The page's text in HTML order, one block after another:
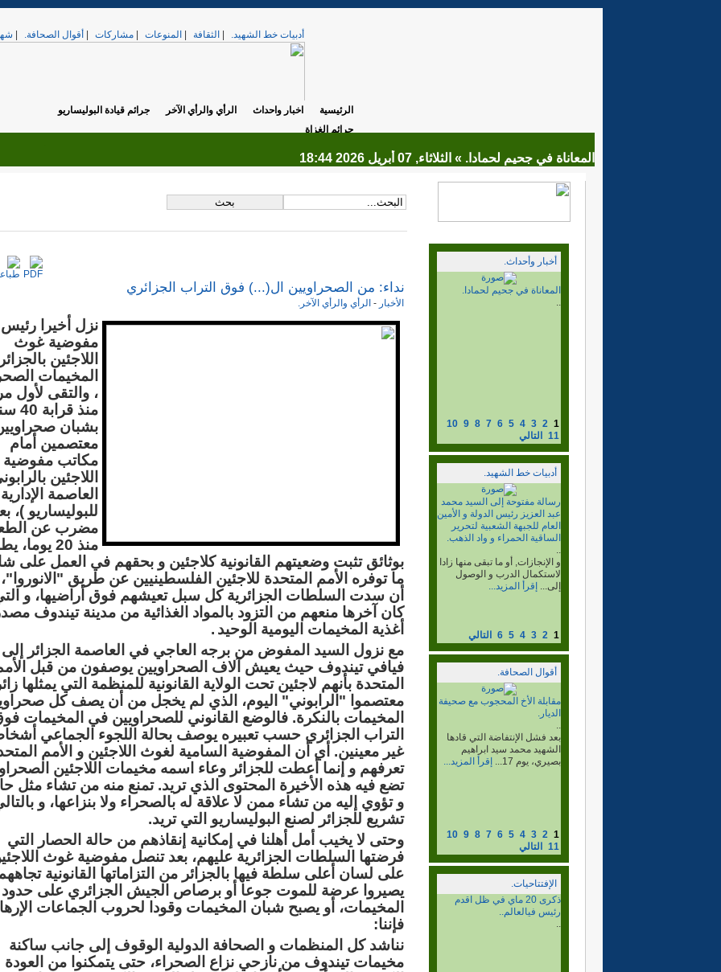
أدبيات خط الشهيد. الثقافة المنوعات مشاركات أقوال الصحافة.
الرئيسية اخبار واحداث الرأي والرأي الآخر
جرائم قيادة البوليساريو
جرائم الغزاة
المعاناة في جحيم لحمادا. » الثلاثاء, 07 أبريل 2026 18:44
أخبار وأحداث.
ماذا بعد قرار مجلس الامن.
..
1
2
3
4
5
6
7
8
9
10
11
التالي
أدبيات خط الشهيد.
البرنامج السياسي لخط
الشهيد، الجزء2
..
ما بعد جيمس بيكر. و إقرار
الإصلاحات و البدائل التجاوزية
الضرورية.... إقرأ المزيد...
1
2
3
4
5
6 التالي
أقوال الصحافة.
لقاء المنسق العام مع الرأي
المستنير.
..
الرأي المستنير: هل لكم أن
تعطونا لمحة موجزة عن
شخصكم وعن تاريخ...
إقرأ
1
2
3
4
5
6
7
8
9
10
11
التالي
الإفتتاحيات.
االذكرى ال 37 ليوم الشهيد.
..
نداء: من الصحراويين ال(...) فوق التراب الجزائري
الأخبار - الرأي والرأي الآخر.
نزل أخيرا رئيس
مفوضية غوث
اللاجئين
المخيمات
، والتقى لأول
منذ
بشبان
معتصمين أمام
مكاتب
اللاجئين
العاصمة الإدارية
للبوليساريو )،
مضرب عن
منذ 20
بوثائق تثبت وضعيتهم القانونية كلاجئين و بحقهم في العمل على
ما توفره الأمم المتحدة للاجئين الفلسطينيين عن طريق
أن سدت السلطات الجزائرية كل سبل تعيشهم فوق أراضيها، و
كان آخرها منعهم من التزود بالمواد الغذائية من مدينة تيندوف
أغذية المخيمات اليومية الوحيد .
مع نزول السيد المفوض من برجه العاجي في العاصمة الجزائر إلى
فيافي تيندوف حيث يعيش آلاف الصحراويين يوصفون من قبل
المتحدة بأنهم لاجئين تحت الولاية القانونية للمنظمة التي يمثلها
معتصموا "الرابوني" اليوم، الذي لم يخجل من أن يصف كل
المخيمات بالنكرة. فالوضع القانوني للصحراويين في المخيمات
التراب الجزائري حسب تعبيره يوصف بحالة اللجوء الجماعي
غير معينين. أي أن المفوضية السامية لغوث اللاجئين و الأمم
تعرفهم و إنما أعطت للجزائر وعاء اسمه مخيمات اللاجئين
تضع فيه هذه الأخيرة المحتوى الذي تريد. تمنع منه من تشاء مثل
و تؤوي إليه من تشاء ممن لا علاقة له بالصحراء ولا بنزاعها، و
تشريع للجزائر لصنع البوليساريو التي تريد.
وحتى لا يخيب أمل أهلنا في إمكانية إنقاذهم من حالة الحصار التي
فرضتها السلطات الجزائرية عليهم، بعد تنصل مفوضية غوث
على لسان أعلى سلطة فيها بالجزائر من التزاماتها القانونية
يصيروا عرضة للموت جوعا أو برصاص الجيش الجزائري على حدود
المخيمات، أو يصبح شبان المخيمات وقودا لحروب الجماعات
فإننا:
نناشد كل المنظمات و الصحافة الدولية الوقوف إلى جانب ساكنة
مخيمات تيندوف من نازحي نزاع الصحراء، حتى يتمكنوا من العودة